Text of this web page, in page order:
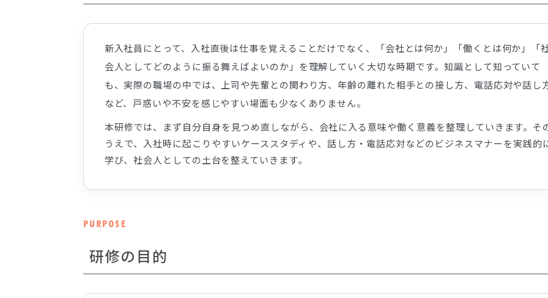
新入社員にとって、入社直後は仕事を覚えることだけでなく、「会社とは何か」「働くとは何か」「
会人としてどのように振る舞えばよいのか」を理解していく大切な時期です。知識として知っていて
も、実際の職場の中では、上司や先輩との関わり方、年齢の離れた相手との接し方、電話応対や話し
など、戸惑いや不安を感じやすい場面も少なくありません。
本研修では、まず自分自身を見つめ直しながら、会社に入る意味や働く意義を整理していきます。そ
うえで、入社時に起こりやすいケーススタディや、話し方・電話応対などのビジネスマナーを実践的
学び、社会人としての土台を整えていきます。
PURPOSE
研修の目的